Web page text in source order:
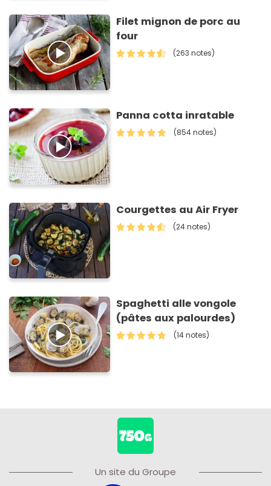
Filet mignon de porc au
four
(263 notes)
Panna cotta inratable
(854 notes)
Courgettes au Air Fryer
(24 notes)
Spaghetti alle vongole
(pâtes aux palourdes)
(14 notes)
Un site du Groupe